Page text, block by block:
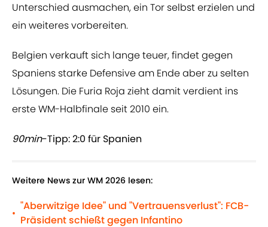
Unterschied ausmachen, ein Tor selbst erzielen und
ein weiteres vorbereiten.
Belgien verkauft sich lange teuer, findet gegen
Spaniens starke Defensive am Ende aber zu selten
Lösungen. Die Furia Roja zieht damit verdient ins
erste WM-Halbfinale seit 2010 ein.
90min-Tipp: 2:0 für Spanien
Weitere News zur WM 2026 lesen:
•
"Aberwitzige Idee" und "Vertrauensverlust": FCB-
Präsident schießt gegen Infantino